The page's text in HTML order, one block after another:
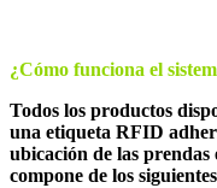
¿Cómo funciona el
Todos los productos
una etiqueta RFID
ubicación de las
compone de los